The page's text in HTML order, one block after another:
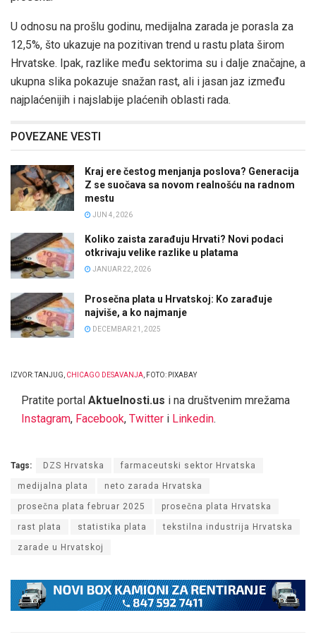
U odnosu na prošlu godinu, medijalna zarada je porasla za
12,5%, što ukazuje na pozitivan trend u rastu plata širom
Hrvatske. Ipak, razlike među sektorima su i dalje značajne, a
ukupna slika pokazuje snažan rast, ali i jasan jaz između
najplaćenijih i najslabije plaćenih oblasti rada.
POVEZANE VESTI
Kraj ere čestog menjanja poslova? Generacija
Z se suočava sa novom realnošću na radnom
mestu
JUN 4, 2026
Koliko zaista zarađuju Hrvati? Novi podaci
otkrivaju velike razlike u platama
JANUAR 22, 2026
Prosečna plata u Hrvatskoj: Ko zarađuje
najviše, a ko najmanje
DECEMBAR 21, 2025
IZVOR: TANJUG, CHICAGO DESAVANJA , FOTO: PIXABAY
Pratite portal Aktuelnosti.us i na društvenim mrežama
Instagram, Facebook, Twitter i Linkedin.
Tags: DZS Hrvatska farmaceutski sektor Hrvatska
medijalna plata neto zarada Hrvatska
prosečna plata februar 2025 prosečna plata Hrvatska
rast plata statistika plata tekstilna industrija Hrvatska
zarade u Hrvatskoj